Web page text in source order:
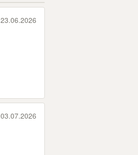
23.06.2026
03.07.2026